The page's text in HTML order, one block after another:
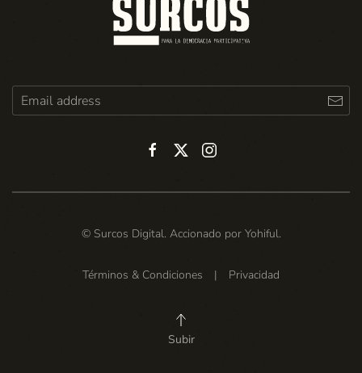
© Surcos Digital. Accionado por Yohiful.
Términos & Condiciones | Privacidad
Subir